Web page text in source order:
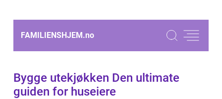
FAMILIENSHJEM.no
Bygge utekjøkken Den ultimate
guiden for huseiere